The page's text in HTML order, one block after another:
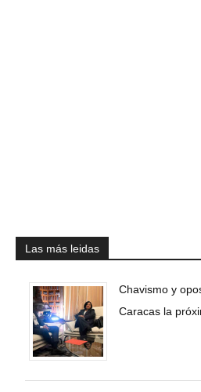
Las más leidas
Chavismo y
Caracas la